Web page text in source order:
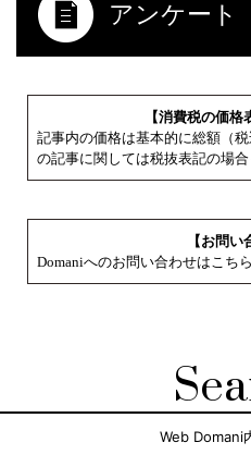
アンケート
【消費税の価格
記事内の価格は基本的に総額（
の記事に関しては税抜表記の場合
【お問い
Domaniへのお問い合わせはこちら
Web Domani